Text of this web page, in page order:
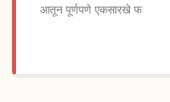
आतून पूर्णपणे एकसारखे फ